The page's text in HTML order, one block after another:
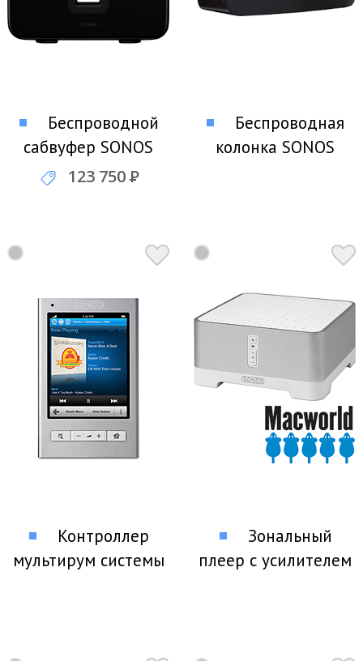
Беспроводной
сабвуфер SONOS
SUB
123 750Р
Беспроводная
колонка SONOS
Контроллер
мультирум системы
Зональный
плеер с усилителем